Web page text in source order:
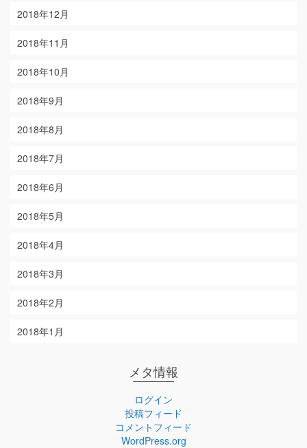
2018年12月
2018年11月
2018年10月
2018年9月
2018年8月
2018年7月
2018年6月
2018年5月
2018年4月
2018年3月
2018年2月
2018年1月
メタ情報
ログイン
投稿フィード
コメントフィード
WordPress.org